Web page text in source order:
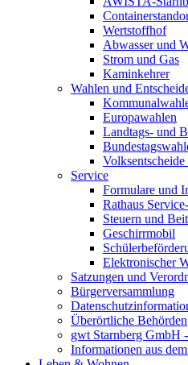
Wertstoffhof
Abwasser und
Strom und Gas
Kaminkehrer
Wahlen und
Europawahlen
Landtags- und
Service
Formulare und
Rathaus
Steuern und
Geschirrmobil
Elektronischer
Satzungen und
Bürgerversammlung
Überörtliche Behörden
gwt Starnberg GmbH
Informationen aus